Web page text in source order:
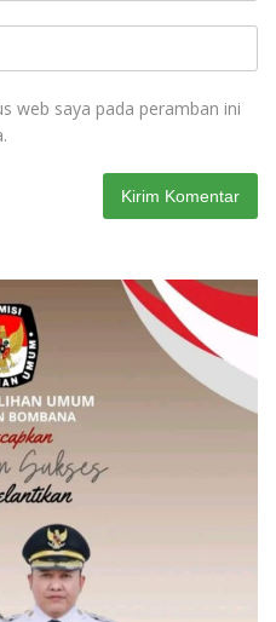
web saya pada peramban ini